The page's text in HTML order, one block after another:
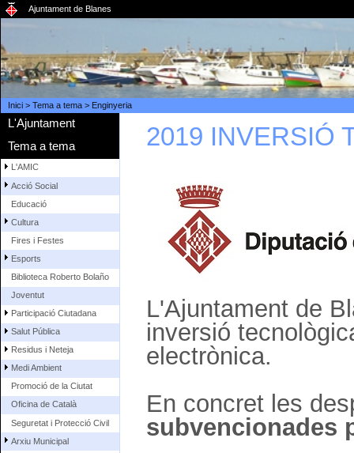
Ajuntament de Blanes
Inici> Tema a tema> Enginyeria
L'Ajuntament
Tema a tema
L'AMIC
Acció Social
Educació
Cultura
Fires i Festes
Esports
Biblioteca Roberto Bolaño
Joventut
Participació Ciutadana
Salut Pública
Residus i Neteja
Medi Ambient
Promoció de la Ciutat
Oficina de Català
Seguretat i Protecció Civil
Arxiu Municipal
2019 INVERSIÓ
L'Ajuntament de
inversió
electrònica.
En concret les
subvencionades